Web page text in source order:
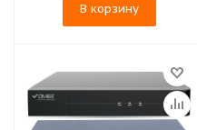
В корзину